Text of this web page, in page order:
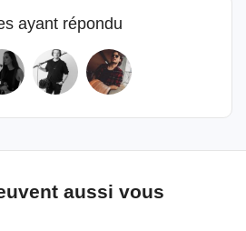
ayant répondu
aussi vous